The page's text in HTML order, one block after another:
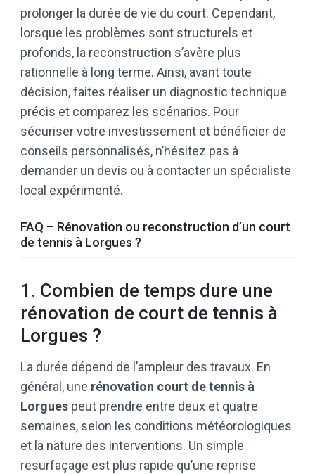
prolonger la durée de vie du court. Cependant,
lorsque les problèmes sont structurels et
profonds, la reconstruction s’avère plus
rationnelle à long terme. Ainsi, avant toute
décision, faites réaliser un diagnostic technique
précis et comparez les scénarios. Pour
sécuriser votre investissement et bénéficier de
conseils personnalisés, n’hésitez pas à
demander un devis ou à contacter un spécialiste
local expérimenté.
FAQ – Rénovation ou reconstruction d’un court
de tennis à Lorgues ?
1. Combien de temps dure une
rénovation de court de tennis à
Lorgues ?
La durée dépend de l’ampleur des travaux. En
général, une rénovation court de tennis à
Lorgues peut prendre entre deux et quatre
semaines, selon les conditions météorologiques
et la nature des interventions. Un simple
resurfaçage est plus rapide qu’une reprise